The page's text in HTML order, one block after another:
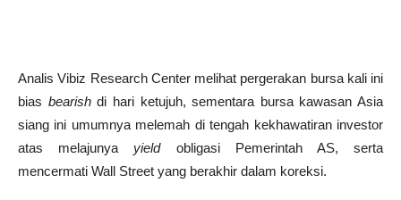
Analis Vibiz Research Center melihat pergerakan bursa kali ini
bias bearishdi hari ketujuh, sementara bursa kawasan Asia
siang ini umumnya melemah di tengah kekhawatiran investor
atas melajunya yieldobligasi Pemerintah AS, serta
mencermati Wall Street yang berakhir dalam koreksi.